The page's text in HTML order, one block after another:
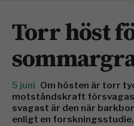
Torr höst
5 juni Om hösten är torr
motståndskraft försvagas
svagast är den när
enligt en forskningsstudie.